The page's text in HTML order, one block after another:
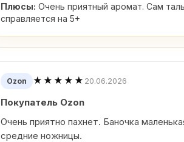
Плюсы: Очень приятный аромат. Сам
справляется на 5+
Ozon ★★★★★ 20.06.2026
Покупатель Ozon
Очень приятно пахнет. Баночка
средние ножницы.